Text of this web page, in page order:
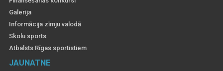
Galerija
Informācija zīmju valodā
Skolu sports
Atbalsts Rīgas sportistiem
JAUNATNE